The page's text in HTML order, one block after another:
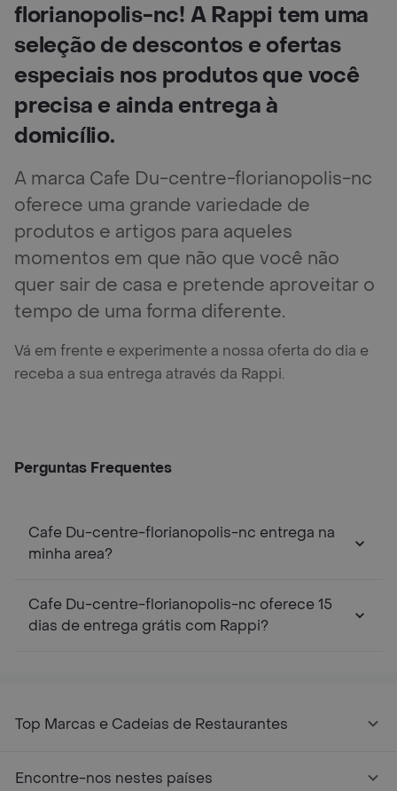
florianopolis-nc! A Rappi tem uma
seleção de descontos e ofertas
especiais nos produtos que você
precisa e ainda entrega à
domicílio.
A marca Cafe Du-centre-florianopolis-nc
oferece uma grande variedade de
produtos e artigos para aqueles
momentos em que não que você não
quer sair de casa e pretende aproveitar o
tempo de uma forma diferente.
Vá em frente e experimente a nossa oferta do dia e
receba a sua entrega através da Rappi.
Perguntas Frequentes
Cafe Du-centre-florianopolis-nc entrega na
minha area?
Cafe Du-centre-florianopolis-nc oferece 15
dias de entrega grátis com Rappi?
Top Marcas e Cadeias de Restaurantes
Encontre-nos nestes países